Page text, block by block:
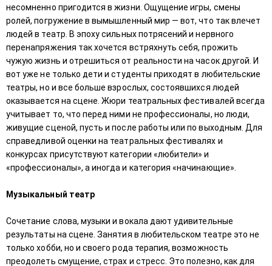
несомненно пригодится в жизни. Ощущение игры, смены
ролей, погружение в вымышленный мир — вот, что так влечет
людей в театр. В эпоху сильных потрясений и нервного
перенапряжения так хочется встряхнуть себя, прожить
чужую жизнь и отрешиться от реальности на часок другой. И
вот уже не только дети и студенты приходят в любительские
театры, но и все больше взрослых, состоявшихся людей
оказывается на сцене. Жюри театральных фестивалей всегда
учитывает то, что перед ними не профессионалы, но люди,
живущие сценой, пусть и после работы или по выходным. Для
справедливой оценки на театральных фестивалях и
конкурсах присутствуют категории «любители» и
«профессионалы», а иногда и категория «начинающие».
Музыкальный театр
Сочетание слова, музыки и вокала дают удивительные
результаты на сцене. Занятия в любительском театре это не
только хобби, но и своего рода терапия, возможность
преодолеть смущение, страх и стресс. Это полезно, как для